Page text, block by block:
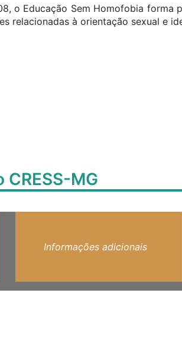
o Educação Sem Homofobia forma
relacionadas à orientação sexual e
MG
Informações adicionais